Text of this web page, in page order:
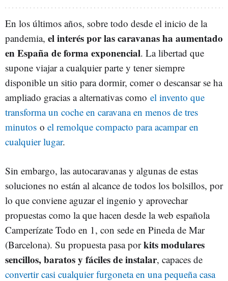
En los últimos años, sobre todo desde el inicio de la
pandemia, el interés por las caravanas ha aumentado
en España de forma exponencial. La libertad que
supone viajar a cualquier parte y tener siempre
disponible un sitio para dormir, comer o descansar se ha
ampliado gracias a alternativas como el invento que
transforma un coche en caravana en menos de tres
minutos o el remolque compacto para acampar en
cualquier lugar.
Sin embargo, las autocaravanas y algunas de estas
soluciones no están al alcance de todos los bolsillos, por
lo que conviene aguzar el ingenio y aprovechar
propuestas como la que hacen desde la web española
Camperízate Todo en 1, con sede en Pineda de Mar
(Barcelona). Su propuesta pasa porkits modulares
sencillos, baratos y fáciles de instalar, capaces de
convertir casi cualquier furgoneta en una pequeña casa